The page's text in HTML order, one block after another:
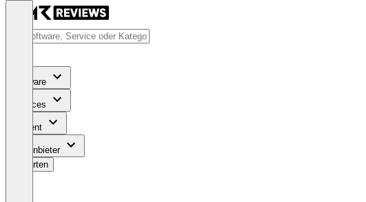
Software
Services
Content
Für Anbieter
Bewerten